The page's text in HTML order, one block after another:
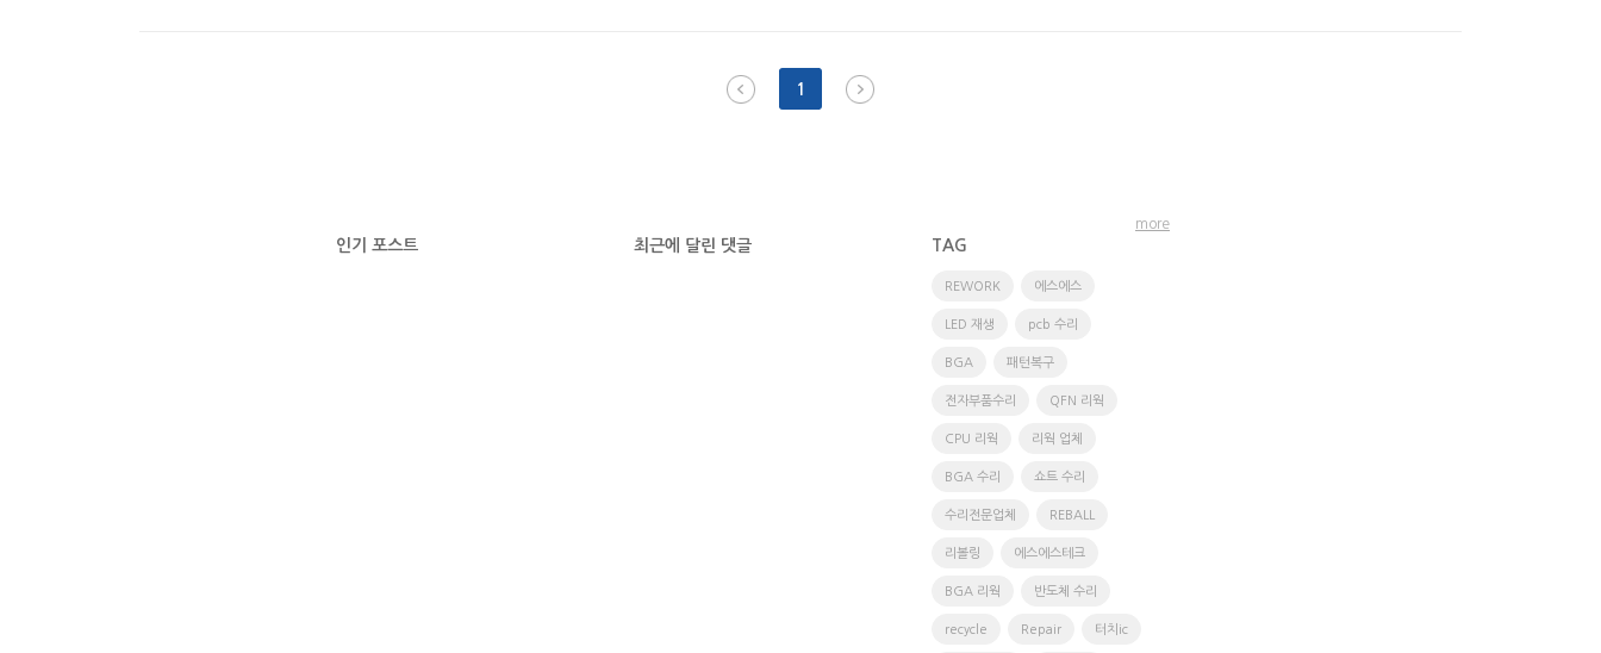
1
인기 포스트 최근에 달린 댓글 TAG
REWORK 에스에스
LED 재생 pcb 수리
BGA 패턴복구
전자부품수리 QFN 리웍
CPU 리웍 리웍 업체
BGA 수리 쇼트 수리
수리전문업체 REBALL
리볼링 에스에스테크
BGA 리웍 반도체 수리
recycle Repair 터치ic
more